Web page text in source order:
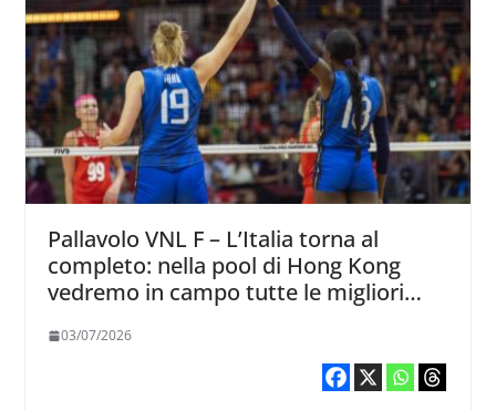
Pallavolo VNL F – L’Italia torna al
completo: nella pool di Hong Kong
vedremo in campo tutte le migliori
03/07/2026